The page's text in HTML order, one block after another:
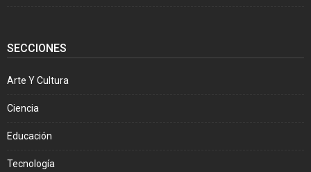
SECCIONES
Arte Y Cultura
Ciencia
Educación
Tecnología